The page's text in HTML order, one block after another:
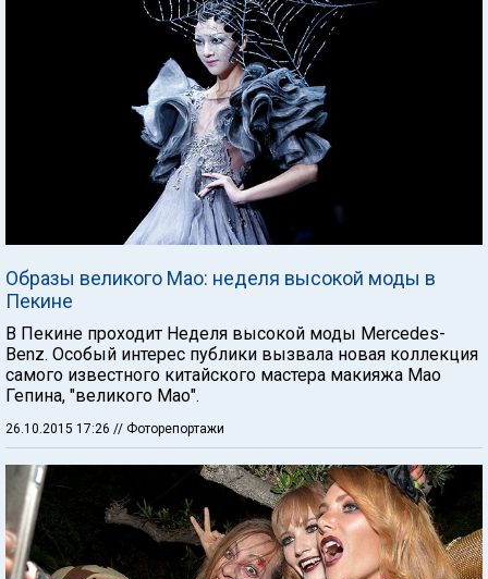
Образы великого Мао: неделя высокой моды в
Пекине
В Пекине проходит Неделя высокой моды Mercedes-
Benz. Особый интерес публики вызвала новая коллекция
самого известного китайского мастера макияжа Мао
Гепина, "великого Мао".
26.10.2015 17:26 // Фоторепортажи